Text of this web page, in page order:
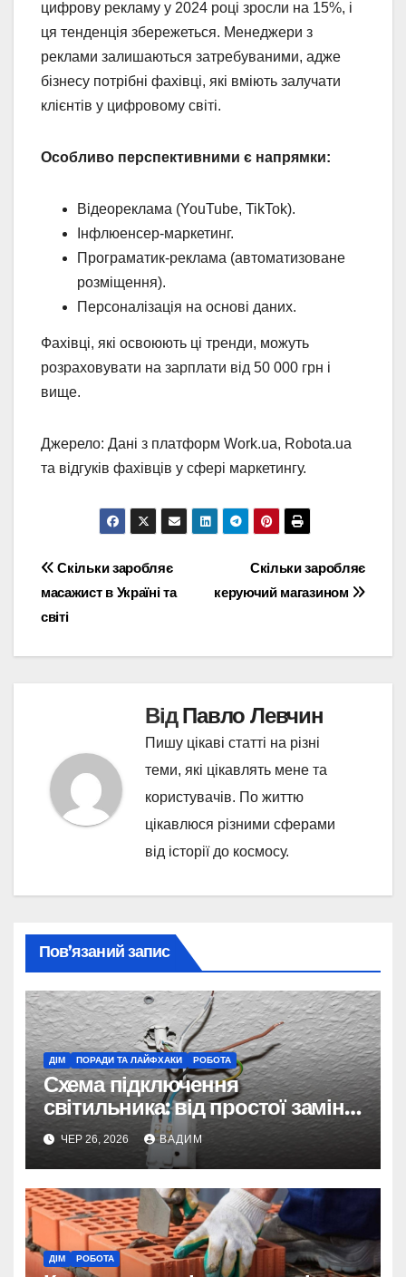
цифрову рекламу у 2024 році зросли на 15%, і
ця тенденція збережеться. Менеджери з
реклами залишаються затребуваними, адже
бізнесу потрібні фахівці, які вміють залучати
клієнтів у цифровому світі.
Особливо перспективними є напрямки:
Відеореклама (YouTube, TikTok).
Інфлюенсер-маркетинг.
Програматик-реклама (автоматизоване
розміщення).
Персоналізація на основі даних.
Фахівці, які освоюють ці тренди, можуть
розраховувати на зарплати від 50 000 грн і
вище.
Джерело: Дані з платформ Work.ua, Robota.ua
та відгуків фахівців у сфері маркетингу.
Навігація
записів
Скільки заробляє
керуючий магазином
Скільки заробляє
масажист в Україні та
світі
ВідПавло Левчин
Пишу цікаві статті на різні
теми, які цікавлять мене та
користувачів. По життю
цікавлюся різними сферами
від історії до космосу.
Пов’язаний запис
ДІМ ПОРАДИ ТА ЛАЙФХАКИ РОБОТА
Схема підключення
світильника: від простої заміни
до складних систем керування
ЧЕР 26, 2026 ВАДИМ
ДІМ РОБОТА